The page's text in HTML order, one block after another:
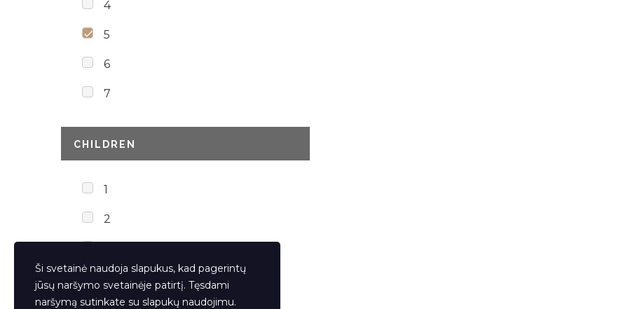
4
5
6
7
CHILDREN
1
2
Ši svetainė naudoja slapukus, kad pagerintų
jūsų naršymo svetainėje patirtį. Tęsdami
naršymą sutinkate su slapukų naudojimu.